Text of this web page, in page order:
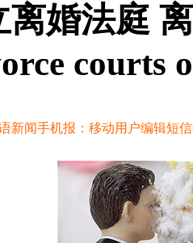
婚法庭
courts
新闻手机报：移动用户编辑短信